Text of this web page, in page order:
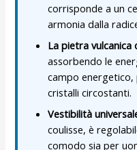
corrisponde a un
armonia dalla
La pietra
assorbendo le
campo energetico,
cristalli circostanti.
Vestibilità
coulisse, è
comodo sia per